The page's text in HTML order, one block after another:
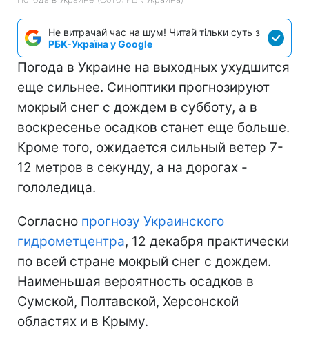
Не витрачай час на шум! Читай тільки суть з
РБК-Україна у Google
Погода в Украине на выходных ухудшится
еще сильнее. Синоптики прогнозируют
мокрый снег с дождем в субботу, а в
воскресенье осадков станет еще больше.
Кроме того, ожидается сильный ветер 7-
12 метров в секунду, а на дорогах -
гололедица.
Согласно прогнозу Украинского
гидрометцентра, 12 декабря практически
по всей стране мокрый снег с дождем.
Наименьшая вероятность осадков в
Сумской, Полтавской, Херсонской
областях и в Крыму.